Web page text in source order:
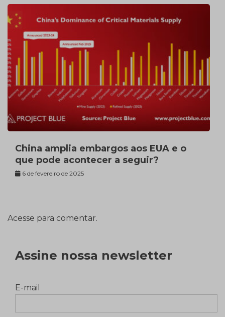
China amplia embargos aos EUA e o
que pode acontecer a seguir?
6 de fevereiro de 2025
Acesse para comentar.
Assine nossa newsletter
E-mail